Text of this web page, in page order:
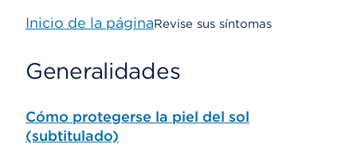
Inicio de la páginaRevise sus síntomas
Generalidades
Cómo protegerse la piel del sol
(subtitulado)